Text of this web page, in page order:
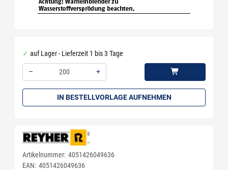
auf Lager - Lieferzeit 1 bis 3 Tage
–
+
IN BESTELLVORLAGE AUFNEHMEN
Artikelnummer: 4051426049636
EAN: 4051426049636